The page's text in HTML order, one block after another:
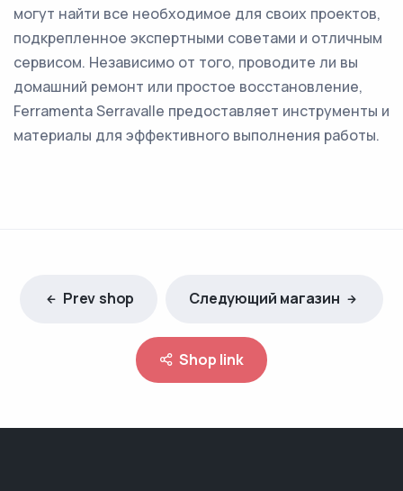
могут найти все необходимое для своих проектов,
подкрепленное экспертными советами и отличным
сервисом. Независимо от того, проводите ли вы
домашний ремонт или простое восстановление,
Ferramenta Serravalle предоставляет инструменты и
материалы для эффективного выполнения работы.
Prev shop Следующий магазин
Shop link